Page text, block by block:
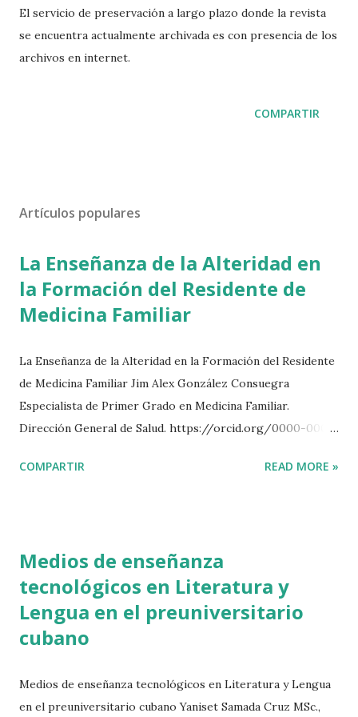
El servicio de preservación a largo plazo donde la revista
se encuentra actualmente archivada es con presencia de los
archivos en internet.
COMPARTIR
Artículos populares
La Enseñanza de la Alteridad en
la Formación del Residente de
Medicina Familiar
La Enseñanza de la Alteridad en la Formación del Residente
de Medicina Familiar Jim Alex González Consuegra
Especialista de Primer Grado en Medicina Familiar.
Dirección General de Salud. https://orcid.org/0000-0003-
Máster en Ciencias Pedagógicas. Especialista de Segundo
maagdo85@gmail.com. Tatiana Hernández González Máster
en Ciencias Pedagógicas y en Medicina Bioenergética y
Natural. Especialista de Primer Grado en Medicina Familiar
y de Segundo Grado en Cirugía Plástica y Caumatología.
COMPARTIR READ MORE »
Medios de enseñanza
tecnológicos en Literatura y
Lengua en el preuniversitario
cubano
Medios de enseñanza tecnológicos en Literatura y Lengua
en el preuniversitario cubano Yaniset Samada Cruz MSc.,